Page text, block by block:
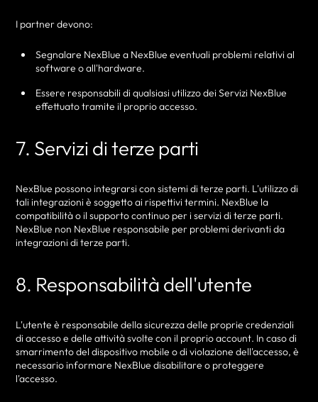
I partner devono:
Segnalare NexBlue a NexBlue eventuali problemi relativi al
software o all'hardware.
Essere responsabili di qualsiasi utilizzo dei Servizi NexBlue
effettuato tramite il proprio accesso.
7. Servizi di terze parti
NexBlue possono integrarsi con sistemi di terze parti. L'utilizzo di
tali integrazioni è soggetto ai rispettivi termini. NexBlue la
compatibilità o il supporto continuo per i servizi di terze parti.
NexBlue non NexBlue responsabile per problemi derivanti da
integrazioni di terze parti.
8. Responsabilità dell'utente
L'utente è responsabile della sicurezza delle proprie credenziali
di accesso e delle attività svolte con il proprio account. In caso di
smarrimento del dispositivo mobile o di violazione dell'accesso, è
necessario informare NexBlue disabilitare o proteggere
l'accesso.